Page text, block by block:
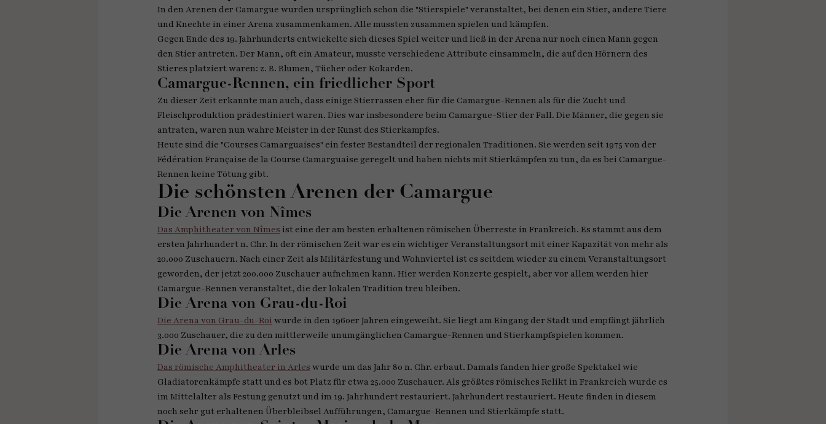
In den Arenen der Camargue wurden ursprünglich schon die "Stierspiele" veranstaltet, bei denen ein Stier, andere Tiere
und Knechte in einer Arena zusammenkamen. Alle mussten zusammen spielen und kämpfen.
Gegen Ende des 19. Jahrhunderts entwickelte sich dieses Spiel weiter und ließ in der Arena nur noch einen Mann gegen
den Stier antreten. Der Mann, oft ein Amateur, musste verschiedene Attribute einsammeln, die auf den Hörnern des
Stieres platziert waren: z. B. Blumen, Tücher oder Kokarden.
Camargue-Rennen, ein friedlicher Sport
Zu dieser Zeit erkannte man auch, dass einige Stierrassen eher für die Camargue-Rennen als für die Zucht und
Fleischproduktion prädestiniert waren. Dies war insbesondere beim Camargue-Stier der Fall. Die Männer, die gegen sie
antraten, waren nun wahre Meister in der Kunst des Stierkampfes.
Heute sind die "Courses Camarguaises" ein fester Bestandteil der regionalen Traditionen. Sie werden seit 1975 von der
Fédération Française de la Course Camarguaise geregelt und haben nichts mit Stierkämpfen zu tun, da es bei Camargue-
Rennen keine Tötung gibt.
Die schönsten Arenen der Camargue
Die Arenen von Nîmes
Das Amphitheater von Nîmes ist eine der am besten erhaltenen römischen Überreste in Frankreich. Es stammt aus dem
ersten Jahrhundert n. Chr. In der römischen Zeit war es ein wichtiger Veranstaltungsort mit einer Kapazität von mehr als
20.000 Zuschauern. Nach einer Zeit als Militärfestung und Wohnviertel ist es seitdem wieder zu einem Veranstaltungsort
geworden, der jetzt 200.000 Zuschauer aufnehmen kann. Hier werden Konzerte gespielt, aber vor allem werden hier
Camargue-Rennen veranstaltet, die der lokalen Tradition treu bleiben.
Die Arena von Grau-du-Roi
Die Arena von Grau-du-Roi wurde in den 1960er Jahren eingeweiht. Sie liegt am Eingang der Stadt und empfängt jährlich
3.000 Zuschauer, die zu den mittlerweile unumgänglichen Camargue-Rennen und Stierkampfspielen kommen.
Die Arena von Arles
Das römische Amphitheater in Arles wurde um das Jahr 80 n. Chr. erbaut. Damals fanden hier große Spektakel wie
Gladiatorenkämpfe statt und es bot Platz für etwa 25.000 Zuschauer. Als größtes römisches Relikt in Frankreich wurde es
im Mittelalter als Festung genutzt und im 19. Jahrhundert restauriert. Jahrhundert restauriert. Heute finden in diesem
noch sehr gut erhaltenen Überbleibsel Aufführungen, Camargue-Rennen und Stierkämpfe statt.